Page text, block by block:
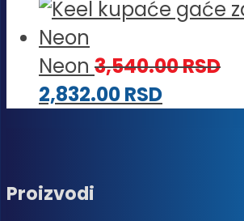
Neon 3,540.00RSD
2,832.00RSD
Proizvodi